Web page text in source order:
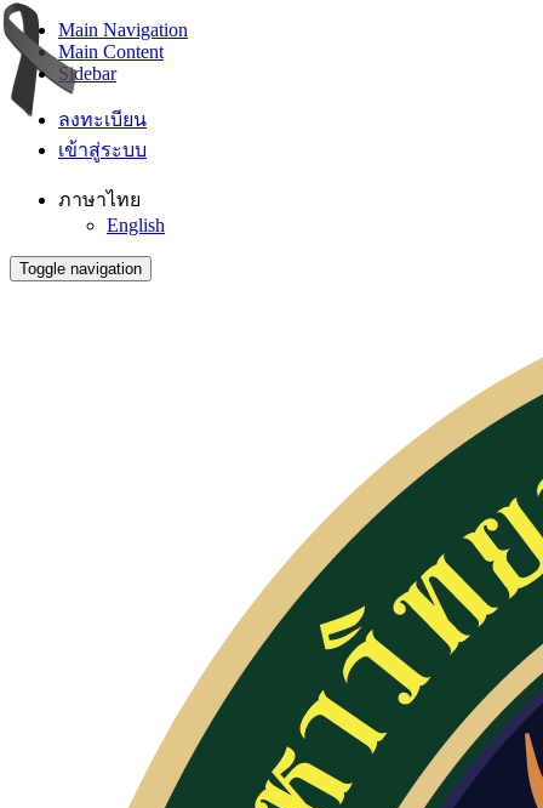
Main Navigation
Main Content
Sidebar
ลงทะเบียน
เข้าสู่ระบบ
ภาษาไทย
English
Toggle navigation